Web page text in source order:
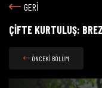
GERİ
ÇİFTE KURTULUŞ:
ÖNCEKİ BÖLÜM